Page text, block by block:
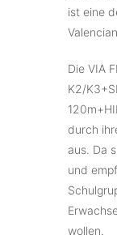
ist eine
Die VIA
K2/
durch
aus. Da
und
wollen.